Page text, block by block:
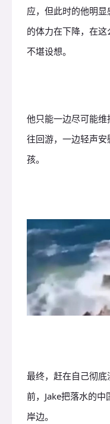
应，但此时的他明
的体力在下降，在这
不堪设想。
他只能一边尽可能维
往回游，一边轻声安
孩。
最终，赶在自己彻底
前，Jake把落水的中
岸边。